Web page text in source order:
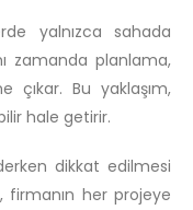
yalnızca sahada
zamanda planlama,
Bu yaklaşım,
hale getirir.
dikkat edilmesi
her projeye